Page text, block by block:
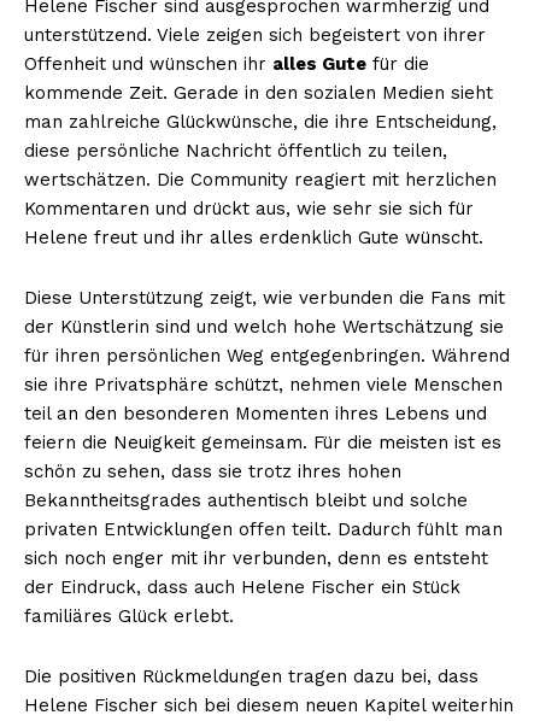
Inhalte
Helene Fischer sind ausgesprochen warmherzig und
unterstützend. Viele zeigen sich begeistert von ihrer
Offenheit und wünschen ihr alles Gute für die
kommende Zeit. Gerade in den sozialen Medien sieht
man zahlreiche Glückwünsche, die ihre Entscheidung,
diese persönliche Nachricht öffentlich zu teilen,
wertschätzen. Die Community reagiert mit herzlichen
Kommentaren und drückt aus, wie sehr sie sich für
Helene freut und ihr alles erdenklich Gute wünscht.
Diese Unterstützung zeigt, wie verbunden die Fans mit
der Künstlerin sind und welch hohe Wertschätzung sie
für ihren persönlichen Weg entgegenbringen. Während
sie ihre Privatsphäre schützt, nehmen viele Menschen
teil an den besonderen Momenten ihres Lebens und
feiern die Neuigkeit gemeinsam. Für die meisten ist es
schön zu sehen, dass sie trotz ihres hohen
Bekanntheitsgrades authentisch bleibt und solche
privaten Entwicklungen offen teilt. Dadurch fühlt man
sich noch enger mit ihr verbunden, denn es entsteht
der Eindruck, dass auch Helene Fischer ein Stück
familiäres Glück erlebt.
Die positiven Rückmeldungen tragen dazu bei, dass
Helene Fischer sich bei diesem neuen Kapitel weiterhin